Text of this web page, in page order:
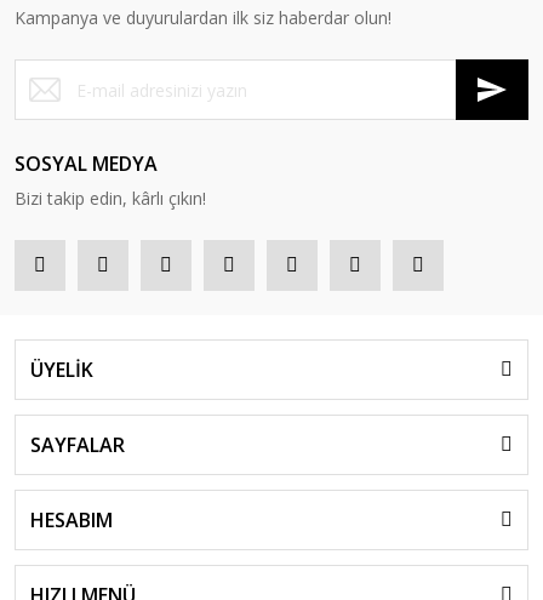
Kampanya ve duyurulardan ilk siz haberdar olun!
SOSYAL MEDYA
Bizi takip edin, kârlı çıkın!
ÜYELİK
SAYFALAR
HESABIM